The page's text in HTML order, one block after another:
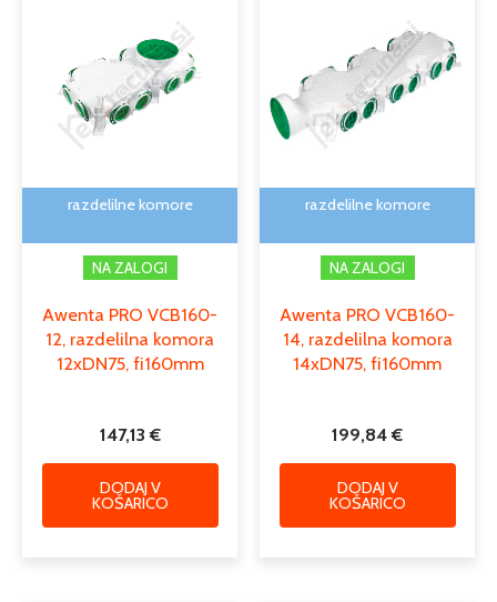
razdelilne komore
NA ZALOGI
Awenta PRO VCB160-
12, razdelilna komora
12xDN75, fi160mm
147,13€
DODAJ V
KOŠARICO
razdelilne komore
NA ZALOGI
Awenta PRO VCB160-
14, razdelilna komora
14xDN75, fi160mm
199,84€
DODAJ V
KOŠARICO